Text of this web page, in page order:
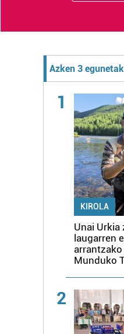
Azken 3
1
KIROLA
Unai Urkia
laugarren
Munduko
2